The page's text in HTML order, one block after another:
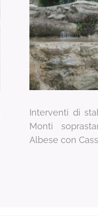
Interventi di
Monti
Albese con